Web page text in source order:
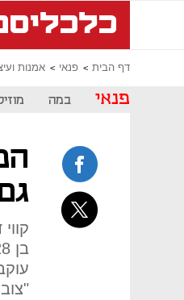
דף הבית פנאי אמנות
פנאי במה